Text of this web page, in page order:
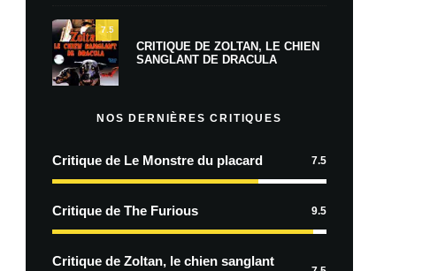
7.5
CRITIQUE DE ZOLTAN, LE CHIEN
SANGLANT DE DRACULA
NOS DERNIÈRES CRITIQUES
Critique de Le Monstre du placard 7.5
Critique de The Furious 9.5
Critique de Zoltan, le chien sanglant